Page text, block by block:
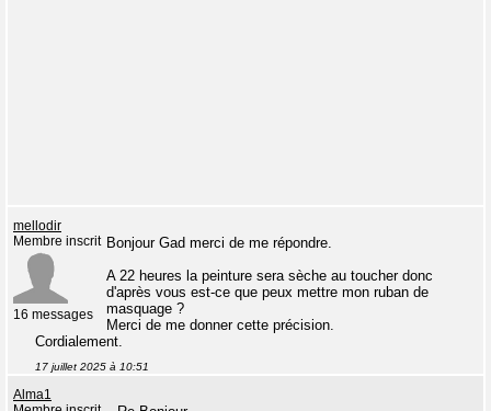
mellodir
Membre inscrit
16 messages
Bonjour Gad merci de me répondre.
A 22 heures la peinture sera sèche au toucher donc
d'après vous est-ce que peux mettre mon ruban de
masquage ?
Merci de me donner cette précision.
Cordialement.
17 juillet 2025 à 10:51
Alma1